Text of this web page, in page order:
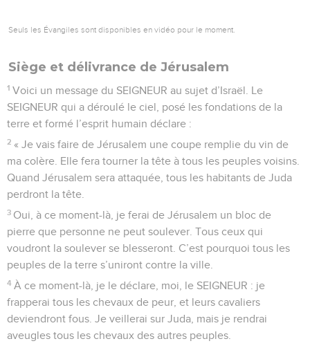
Seuls les Évangiles sont disponibles en vidéo pour le moment.
Siège et délivrance de Jérusalem
1 Voici un message du SEIGNEUR au sujet d’Israël. Le
SEIGNEUR qui a déroulé le ciel, posé les fondations de la
terre et formé l’esprit humain déclare :
2 « Je vais faire de Jérusalem une coupe remplie du vin de
ma colère. Elle fera tourner la tête à tous les peuples voisins.
Quand Jérusalem sera attaquée, tous les habitants de Juda
perdront la tête.
3 Oui, à ce moment-là, je ferai de Jérusalem un bloc de
pierre que personne ne peut soulever. Tous ceux qui
voudront la soulever se blesseront. C’est pourquoi tous les
peuples de la terre s’uniront contre la ville.
4 À ce moment-là, je le déclare, moi, le SEIGNEUR : je
frapperai tous les chevaux de peur, et leurs cavaliers
deviendront fous. Je veillerai sur Juda, mais je rendrai
aveugles tous les chevaux des autres peuples.